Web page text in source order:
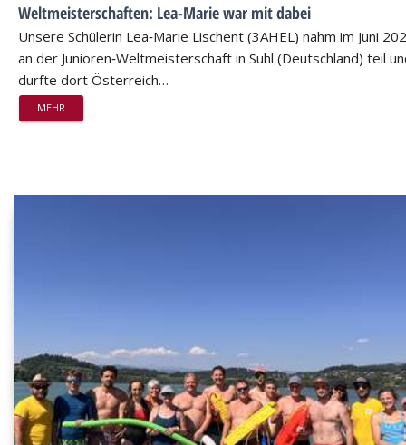
Weltmeisterschaften: Lea-Marie war mit dabei
Unsere Schülerin Lea‑Marie Lischent (3AHEL) nahm im Juni
an der Junioren‑Weltmeisterschaft in Suhl (Deutschland) teil
durfte dort Österreich…
MEHR